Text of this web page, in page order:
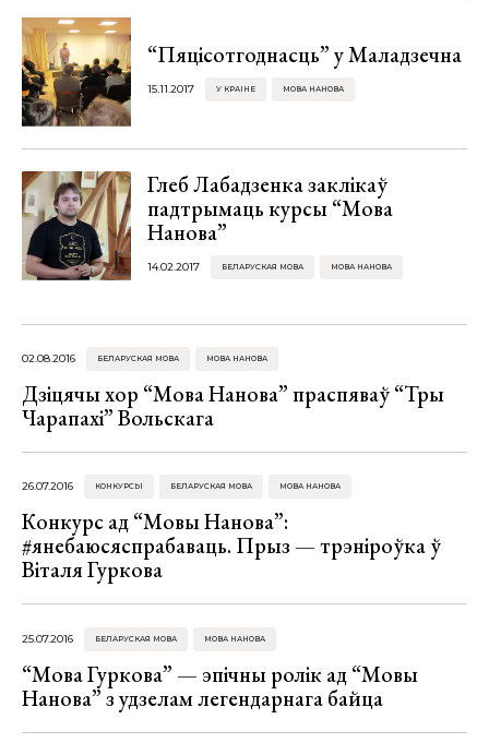
“Пяцісотгоднасць” у Маладзечна
15.11.2017 У КРАІНЕ МОВА НАНОВА
Глеб Лабадзенка заклікаў
падтрымаць курсы “Мова
Нанова”
14.02.2017 БЕЛАРУСКАЯ МОВА МОВА НАНОВА
02.08.2016 БЕЛАРУСКАЯ МОВА МОВА НАНОВА
Дзіцячы хор “Мова Нанова” праспяваў “Тры
Чарапахі” Вольскага
26.07.2016 КОНКУРСЫ БЕЛАРУСКАЯ МОВА МОВА НАНОВА
Конкурс ад “Мовы Нанова”:
#янебаюсяспрабаваць. Прыз — трэніроўка ў
Віталя Гуркова
25.07.2016 БЕЛАРУСКАЯ МОВА МОВА НАНОВА
“Мова Гуркова” — эпічны ролік ад “Мовы
Нанова” з удзелам легендарнага байца